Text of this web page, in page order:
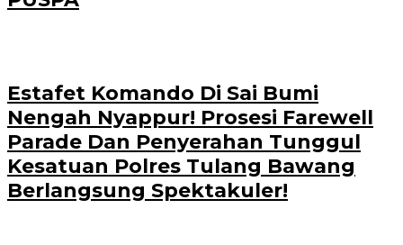
Estafet Komando Di Sai Bumi
Nengah Nyappur! Prosesi Farewell
Parade Dan Penyerahan Tunggul
Kesatuan Polres Tulang Bawang
Berlangsung Spektakuler!